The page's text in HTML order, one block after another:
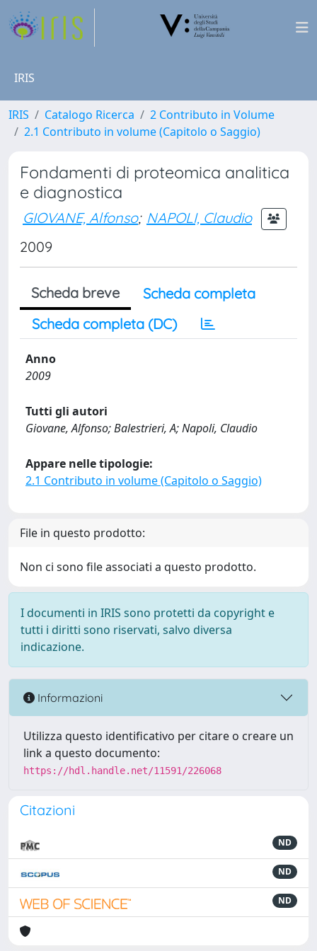
IRIS
IRIS Catalogo Ricerca
2 Contributo in Volume
2.1 Contributo in volume (Capitolo o Saggio)
Fondamenti di proteomica analitica
e diagnostica
GIOVANE, Alfonso; NAPOLI, Claudio
2009
Scheda breve
Scheda completa
Scheda completa (DC)
Anno
2009
Tutti gli autori
Giovane, Alfonso; Balestrieri, A; Napoli, Claudio
Appare nelle tipologie:
2.1 Contributo in volume (Capitolo o Saggio)
File in questo prodotto:
Non ci sono file associati a questo prodotto.
I documenti in IRIS sono protetti da copyright e
tutti i diritti sono riservati, salvo diversa
indicazione.
Informazioni
Utilizza questo identificativo per citare o creare un
link a questo documento:
https://hdl.handle.net/11591/226068
Citazioni
ND
ND
ND